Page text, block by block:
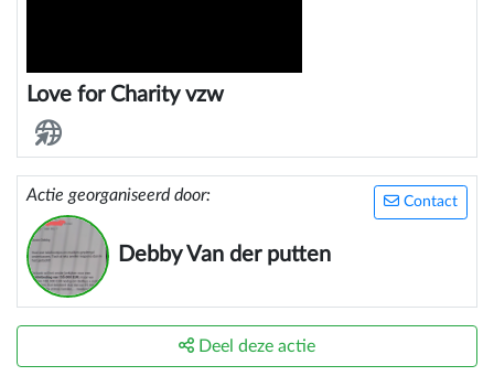
Love for Charity vzw
Contact
Actie georganiseerd door:
Debby Van der putten
Deel deze actie